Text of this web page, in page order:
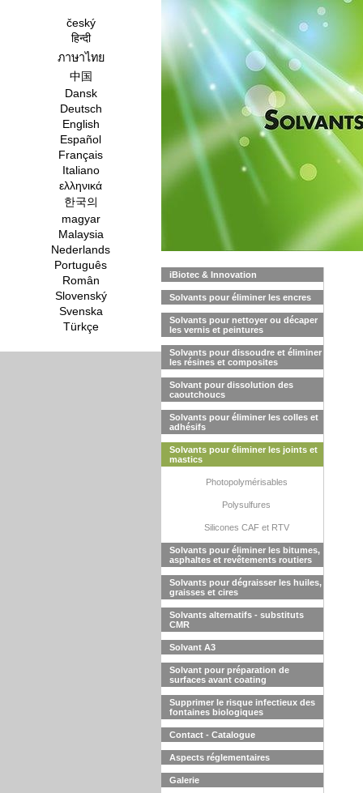
český
हिन्दी
ภาษาไทย
中国
Dansk
Deutsch
English
Español
Français
Italiano
ελληνικά
한국의
magyar
Malaysia
Nederlands
Português
Român
Slovenský
Svenska
Türkçe
iBiotec & Innovation
Solvants pour éliminer les encres
Solvants pour nettoyer ou décaper
les vernis et peintures
Solvants pour dissoudre et éliminer
les résines et composites
Solvant pour dissolution des
caoutchoucs
Solvants pour éliminer les colles et
adhésifs
Solvants pour éliminer les joints et
mastics
Photopolymérisables
Polysulfures
Silicones CAF et RTV
Solvants pour éliminer les bitumes,
asphaltes et revêtements routiers
Solvants pour dégraisser les huiles,
graisses et cires
Solvants alternatifs - substituts
CMR
Solvant A3
Solvant pour préparation de
surfaces avant coating
Supprimer le risque infectieux des
fontaines biologiques
Contact - Catalogue
Aspects réglementaires
Galerie